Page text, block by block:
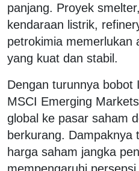
panjang. Proyek
kendaraan listrik,
petrokimia memerlukan
yang kuat dan stabil.
Dengan turunnya bobot
MSCI Emerging
global ke pasar saham
berkurang. Dampaknya
harga saham jangka